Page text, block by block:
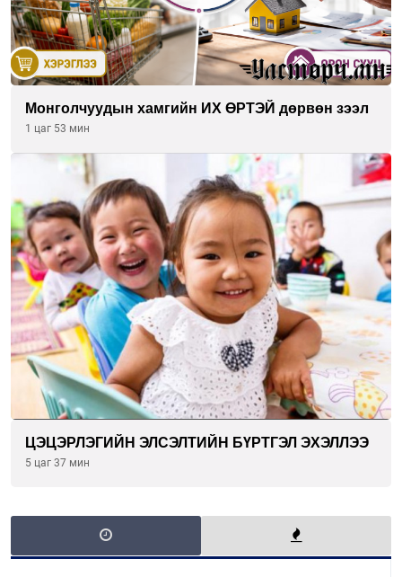
Монголчуудын хамгийн ИХ ӨРТЭЙ дөрвөн зээл
1 цаг 53 мин
ЦЭЦЭРЛЭГИЙН ЭЛСЭЛТИЙН БҮРТГЭЛ ЭХЭЛЛЭЭ
5 цаг 37 мин